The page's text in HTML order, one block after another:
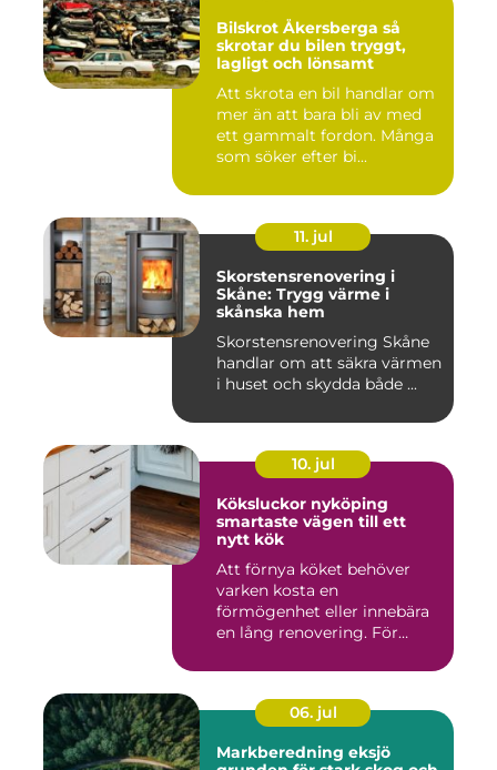
Bilskrot Åkersberga så
skrotar du bilen tryggt,
lagligt och lönsamt
Att skrota en bil handlar om
mer än att bara bli av med
ett gammalt fordon. Många
som söker efter bi...
11. jul
Skorstensrenovering i
Skåne: Trygg värme i
skånska hem
Skorstensrenovering Skåne
handlar om att säkra värmen
i huset och skydda både ...
10. jul
Köksluckor nyköping
smartaste vägen till ett
nytt kök
Att förnya köket behöver
varken kosta en
förmögenhet eller innebära
en lång renovering. För
06. jul
Markberedning eksjö